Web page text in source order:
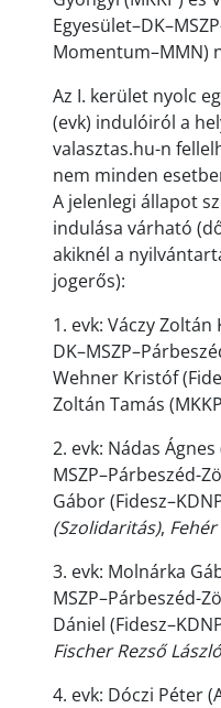
Momentum–MMN)
Az I. kerület nyolc
(evk) indulóiról a
valasztas.hu-n
nem minden
A jelenlegi állapot
indulása várható
akiknél a
jogerős):
1. evk: Váczy
Wehner Kristóf
Zoltán Tamás
2. evk: Nádas
MSZP–Párbeszéd-
Gábor
(Szolidaritás),
3. evk: Molnárka
MSZP–Párbeszéd-
Dániel
Fischer Rezső
4. evk: Dóczi Péter